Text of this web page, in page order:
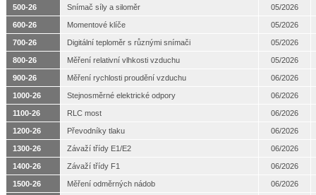
500-26 Snímač síly a siloměr 05/2026
600-26 Momentové klíče 05/2026
700-26 Digitální teploměr s různými snímači 05/2026
800-26 Měření relativní vlhkosti vzduchu 05/2026
900-26 Měření rychlosti proudění vzduchu 06/2026
1000-26 Stejnosměrné elektrické odpory 06/2026
1100-26 RLC most 06/2026
1200-26 Převodníky tlaku 06/2026
1300-26 Závaží třídy E1/E2 06/2026
1400-26 Závaží třídy F1 06/2026
1500-26 Měření odměrných nádob 06/2026